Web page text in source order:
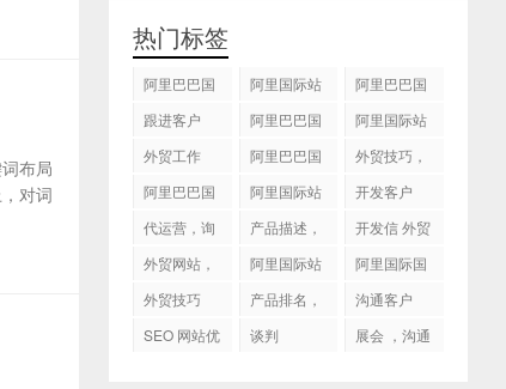
布局
对词
热门标签
阿里巴巴国
阿里国际站
国际站托管
服务，阿里
服务
阿里巴巴国
跟进客户
阿里巴巴国
阿里国际站
外贸工作
阿里巴巴国
作
外贸技巧，
阿里巴巴国
化
阿里国际站
开发客户
代运营，询
产品描述，
开发信 外贸
外贸网站，
阿里国际站
阿里国际国
外贸技巧
产品排名，
沟通客户
SEO 网站优
谈判
展会 ，沟通